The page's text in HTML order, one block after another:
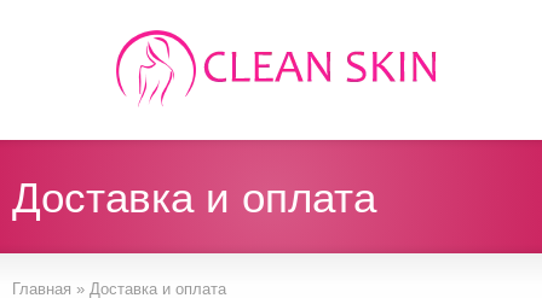
Доставка и оплата
Главная » Доставка и оплата